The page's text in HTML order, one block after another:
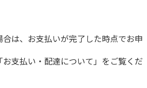
は、お支払いが完了した時点でお申
支払い・配達について」をご覧くだ